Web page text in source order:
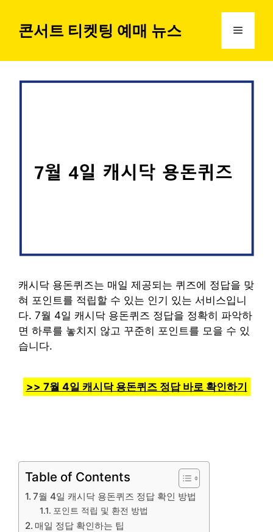
콘서트 티켓팅 예매 뉴스 메
캐시닥 용돈퀴즈는 매일 제공되는 퀴즈에 정답을 맞
혀 포인트를 적립할 수 있는 인기 있는 서비스입니
다. 7월 4일 캐시닥 용돈퀴즈 정답을 정확히 파악하
면 하루를 놓치지 않고 꾸준히 포인트를 모을 수 있
습니다.
>> 7월 4일 캐시닥 용돈퀴즈 정답 바로 확인하기
Table of Contents
7월 4일 캐시닥 용돈퀴즈 정답 확인 방법
포인트 적립 및 환전 방법
매일 정답 확인하는 팁